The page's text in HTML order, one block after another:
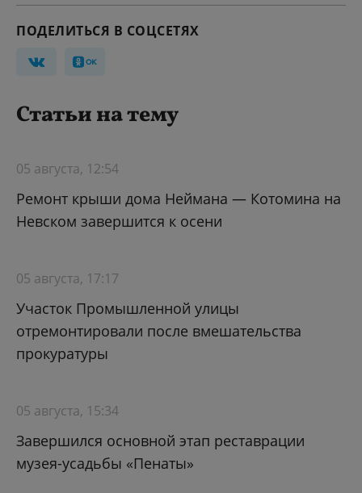
ПОДЕЛИТЬСЯ В СОЦСЕТЯХ
Статьи на тему
05 августа, 12:54
Ремонт крыши дома Неймана — Котомина на
Невском завершится к осени
05 августа, 17:17
Участок Промышленной улицы
отремонтировали после вмешательства
прокуратуры
05 августа, 15:34
Завершился основной этап реставрации
музея-усадьбы «Пенаты»